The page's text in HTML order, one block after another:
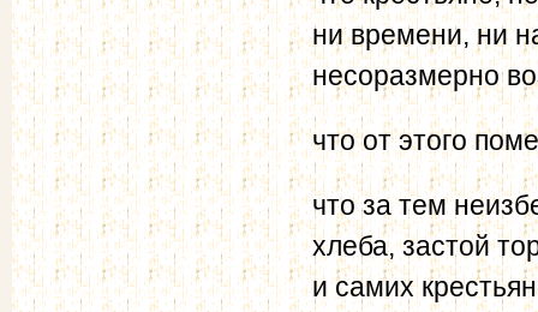
ни времени, ни
несоразмерно
что от этого
что за тем
хлеба, застой
и самих